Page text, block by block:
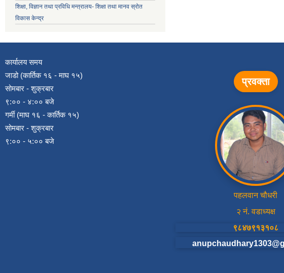
शिक्षा, विज्ञान तथा प्रविधि मन्त्रालय- शिक्षा तथा मानव स्रोत
विकास केन्द्र
कार्यालय समय
जाडो (कार्तिक १६ - माघ १५)
सोमबार - शुक्रबार
९:०० - ४:०० बजे
गर्मी (माघ १६ - कार्तिक १५)
सोमबार - शुक्रबार
९:०० - ५:०० बजे
प्रवक्ता
पहलवान चौधरी
२ नं. वडाध्यक्ष
९८४७९१३१०८